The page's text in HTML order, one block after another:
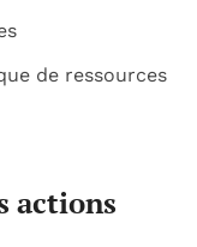
de ressources
actions